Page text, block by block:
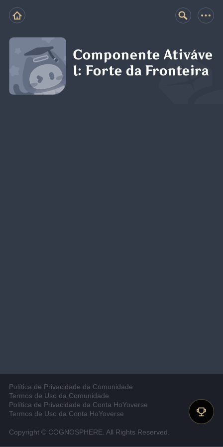
Componente Ativáve
l: Forte da Fronteira
Política de Privacidade da Comunidade
Termos de Uso da Comunidade
Política de Privacidade da Conta HoYoverse
Termos de Uso da Conta HoYoverse
Copyright © COGNOSPHERE. All Rights Reserved.